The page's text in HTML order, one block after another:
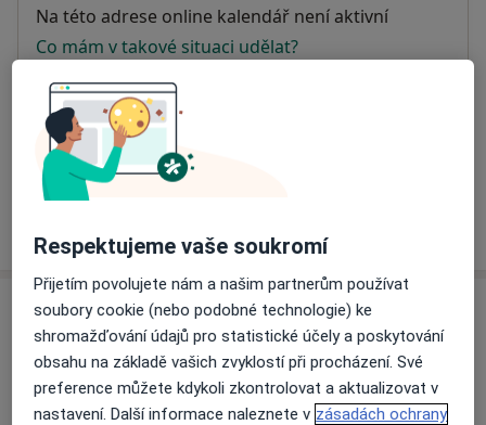
Dostupnost
Na této adrese online kalendář není aktivní
Co mám v takové situaci udělat?
Způsoby platby (soukromé návštěvy)
Na teto adrese lékař přijímá pacienty na pojišťovnu
Detaily
o adrese
Názory
Přidejte svůj názor
Respektujeme vaše soukromí
Přijetím povolujete nám a našim partnerům používat
soubory cookie (nebo podobné technologie) ke
shromažďování údajů pro statistické účely a poskytování
obsahu na základě vašich zvyklostí při procházení. Své
preference můžete kdykoli zkontrolovat a aktualizovat v
nastavení. Další informace naleznete v zásadách ochrany